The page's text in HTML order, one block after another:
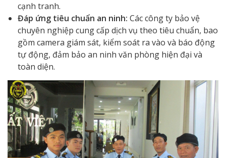
cạnh tranh.
Đáp ứng tiêu chuẩn an ninh: Các công ty bảo vệ
chuyên nghiệp cung cấp dịch vụ theo tiêu chuẩn, bao
gồm camera giám sát, kiểm soát ra vào và báo động
tự động, đảm bảo an ninh văn phòng hiện đại và
toàn diện.